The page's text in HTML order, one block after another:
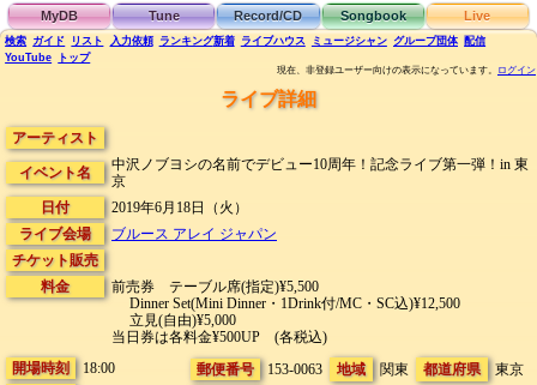
MyDB Tune Record/CD Songbook Live
検索 ガイド リスト 入力依頼 ランキング新着 ライブハウス ミュージシャン グループ団体 配信
YouTube
トップ
現在、非登録ユーザー向けの表示になっています。 ログイン
ライブ詳細
アーティスト
イベント名
中沢ノブヨシの名前でデビュー10周年！記念ライブ第一弾！in 東
京
日付
2019年6月18日（火）
ライブ会場
ブルース アレイ ジャパン
チケット販売
料金
前売券 テーブル席(指定)¥5,500
Dinner Set(Mini Dinner・1Drink付/MC・SC込)¥12,500
立見(自由)¥5,000
当日券は各料金¥500UP (各税込)
開場時刻
18:00
郵便番号 153-0063 地域 関東 都道府県
東京